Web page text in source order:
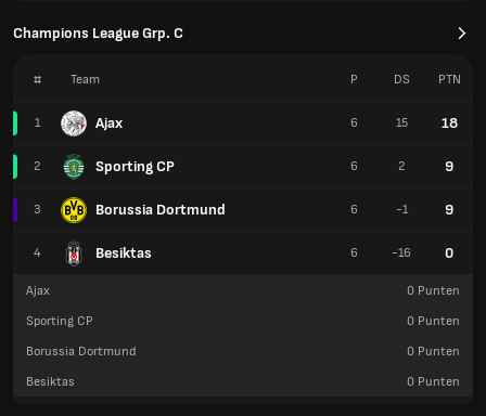
Champions League Grp. C
# Team
1 Ajax
2 Sporting CP
3 Borussia Dortmund
4 Besiktas
P DS PTN
6 15 18
6 2 9
6 -1 9
6 -16 0
Ajax 0 Punten
Sporting CP
0 Punten
Borussia Dortmund
0 Punten
Besiktas
0 Punten